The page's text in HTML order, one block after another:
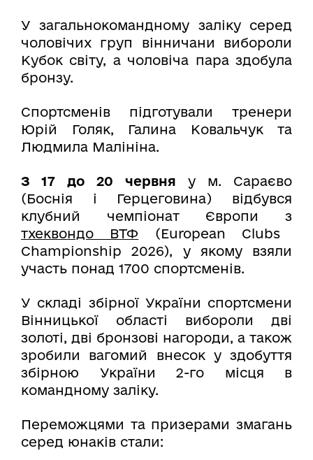
У загальнокомандному заліку серед
чоловічих груп вінничани вибороли
Кубок світу, а чоловіча пара здобула
бронзу.
Спортсменів підготували тренери
Юрій Голяк, Галина Ковальчук та
Людмила Малініна.
З 17 до 20 червня у м. Сараєво
(Боснія і Герцеговина) відбувся
клубний чемпіонат Європи з
тхеквондо ВТФ (European Clubs
Championship 2026), у якому взяли
участь понад 1700 спортсменів.
У складі збірної України спортсмени
Вінницької області вибороли дві
золоті, дві бронзові нагороди, а також
зробили вагомий внесок у здобуття
збірною України 2-го місця в
командному заліку.
Переможцями та призерами змагань
серед юнаків стали: